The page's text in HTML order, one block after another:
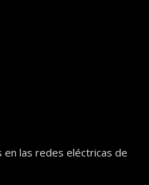
las redes eléctricas de